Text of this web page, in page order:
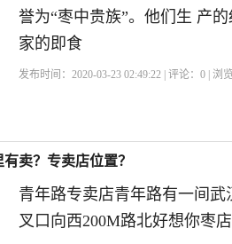
誉为“枣中贵族”。他们生 产
家的即食
发布时间：2020-03-23 02:49:22 | 评论：0 | 浏
卖？专卖店位置？
青年路专卖店青年路有一间
叉口向西200M路北好想你枣店